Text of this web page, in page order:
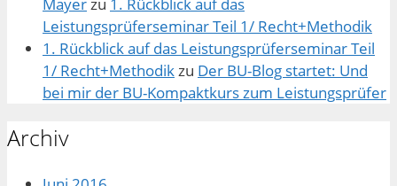
Leistungsprüferseminar Teil 1/ Recht+Methodik
1. Rückblick auf das Leistungsprüferseminar Teil
1/ Recht+Methodikzu Der BU-Blog startet: Und
bei mir der BU-Kompaktkurs zum Leistungsprüfer
Archiv